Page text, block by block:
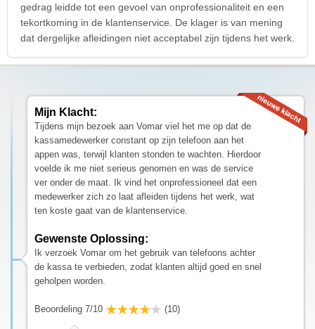
gedrag leidde tot een gevoel van onprofessionaliteit en een
tekortkoming in de klantenservice. De klager is van mening
dat dergelijke afleidingen niet acceptabel zijn tijdens het werk.
Mijn Klacht:
Tijdens mijn bezoek aan Vomar viel het me op dat de
kassamedewerker constant op zijn telefoon aan het
appen was, terwijl klanten stonden te wachten. Hierdoor
voelde ik me niet serieus genomen en was de service
ver onder de maat. Ik vind het onprofessioneel dat een
medewerker zich zo laat afleiden tijdens het werk, wat
ten koste gaat van de klantenservice.
Gewenste Oplossing:
Ik verzoek Vomar om het gebruik van telefoons achter
de kassa te verbieden, zodat klanten altijd goed en snel
geholpen worden.
Beoordeling 7/10 (10)